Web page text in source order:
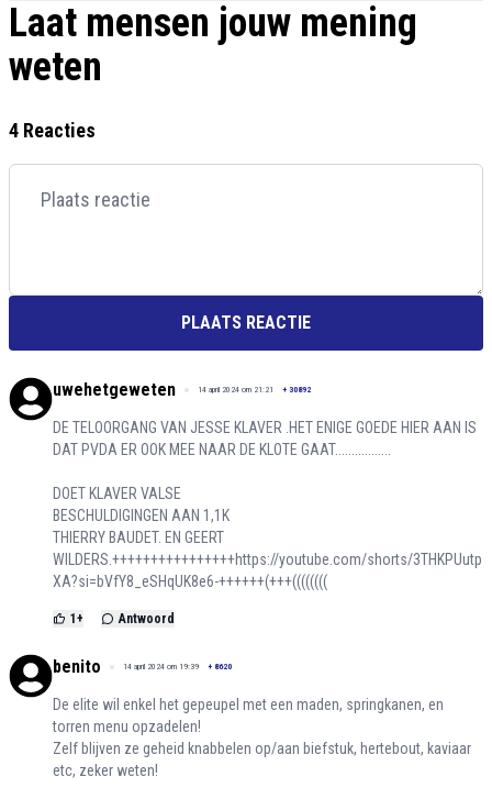
Laat mensen jouw mening
weten
4 Reacties
PLAATS REACTIE
uwehetgeweten 14 april 2024 om 21:21 + 30892
DE TELOORGANG VAN JESSE KLAVER .HET ENIGE GOEDE HIER AAN IS
DAT PVDA ER OOK MEE NAAR DE KLOTE GAAT.................
DOET KLAVER VALSE
BESCHULDIGINGEN AAN 1,1K
THIERRY BAUDET. EN GEERT
WILDERS.++++++++++++++++https://youtube.com/shorts/3THKPUutp
XA?si=bVfY8_eSHqUK8e6-++++++(+++((((((((
1 + Antwoord
benito 14 april 2024 om 19:39 + 8620
De elite wil enkel het gepeupel met een maden, springkanen, en
torren menu opzadelen!
Zelf blijven ze geheid knabbelen op/aan biefstuk, hertebout, kaviaar
etc, zeker weten!